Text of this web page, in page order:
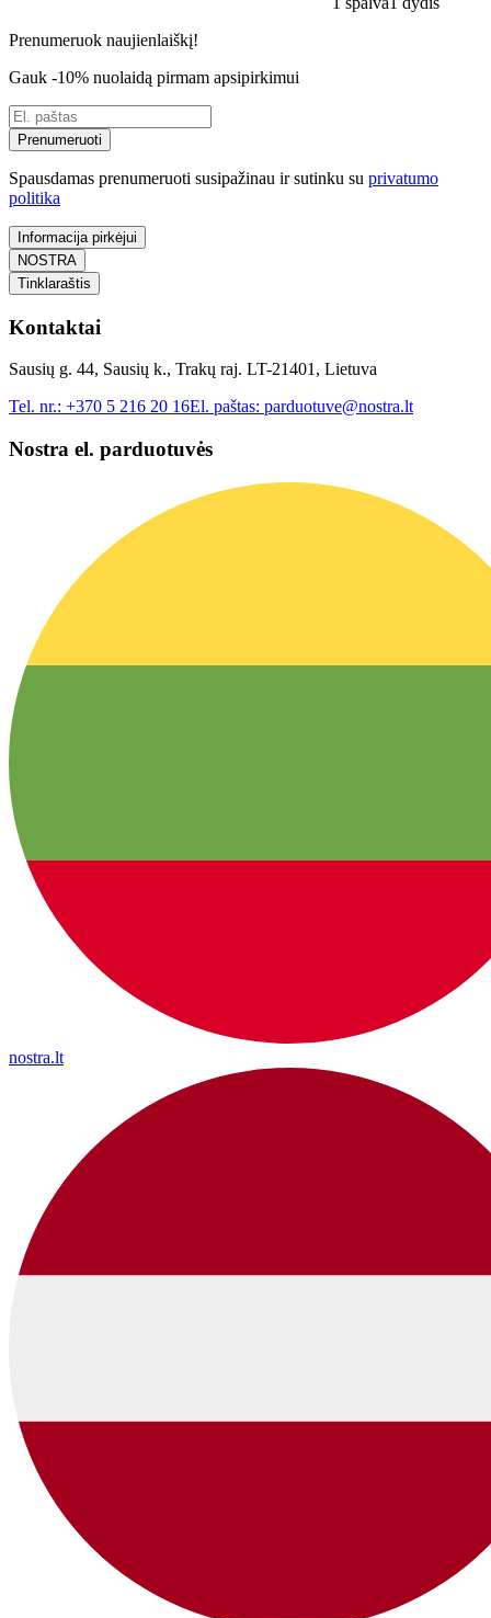
Prenumeruok naujienlaiškį!
Gauk -10% nuolaidą pirmam apsipirkimui
Prenumeruoti
Spausdamas prenumeruoti susipažinau ir sutinku su privatumo
politika
Informacija pirkėjui
NOSTRA
Tinklaraštis
Kontaktai
Sausių g. 44, Sausių k., Trakų raj. LT-21401, Lietuva
Tel. nr.: +370 5 216 20 16El. paštas: parduotuve@nostra.lt
Nostra el. parduotuvės
nostra.lt